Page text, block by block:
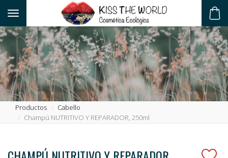
Toggle navigation
Productos
Cabello
Champú NUTRITIVO Y REPARADOR, 250ml